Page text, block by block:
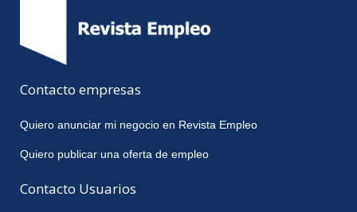
Contacto empresas
Quiero anunciar mi negocio en Revista Empleo
Quiero publicar una oferta de empleo
Contacto Usuarios